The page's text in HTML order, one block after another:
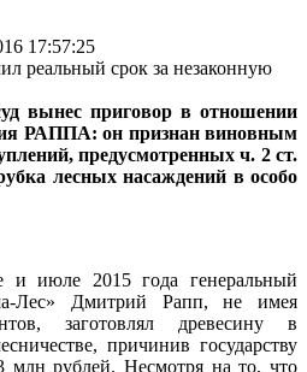
17:57:25
вынес приговор в отношении
РАППА: он признан виновным
предусмотренных ч. 2 ст.
лесных насаждений в особо
и июле 2015 года генеральный
Лес» Дмитрий Рапп, не имея
заготовлял древесину в
причинив государству
млн рублей. Несмотря на то, что